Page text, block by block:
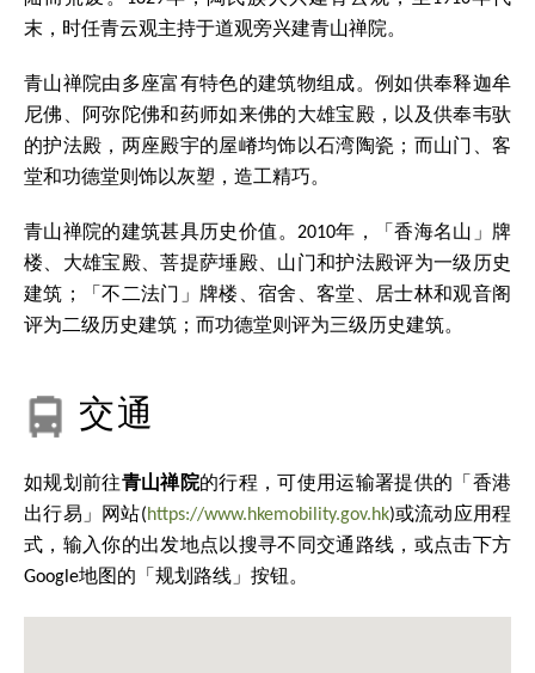
末，时任青云观主持于道观旁兴建青山禅院。
青山禅院由多座富有特色的建筑物组成。例如供奉释迦牟
尼佛、阿弥陀佛和药师如来佛的大雄宝殿，以及供奉韦驮
的护法殿，两座殿宇的屋嵴均饰以石湾陶瓷；而山门、客
堂和功德堂则饰以灰塑，造工精巧。
青山禅院的建筑甚具历史价值。2010年，「香海名山」牌
楼、大雄宝殿、菩提萨埵殿、山门和护法殿评为一级历史
建筑；「不二法门」牌楼、宿舍、客堂、居士林和观音阁
评为二级历史建筑；而功德堂则评为三级历史建筑。
交通
如规划前往青山禅院的行程，可使用运输署提供的「香港
出行易」网站(https://www.hkemobility.gov.hk)或流动应用程
式，输入你的出发地点以搜寻不同交通路线，或点击下方
Google地图的「规划路线」按钮。